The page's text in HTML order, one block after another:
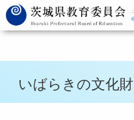
いばらきの文化財